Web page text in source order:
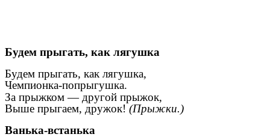
Будем прыгать, как лягушка
Будем прыгать, как лягушка,
Чемпионка-попрыгушка.
За прыжком — другой прыжок,
Выше прыгаем, дружок! (Прыжки.)
Ванька-встанька